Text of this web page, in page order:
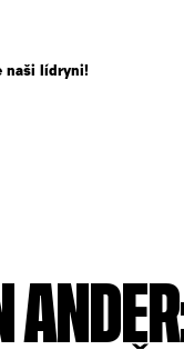
naši lídryni!